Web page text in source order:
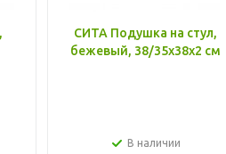
СИТА Подушка на стул,
бежевый, 38/35x38x2 см
В наличии